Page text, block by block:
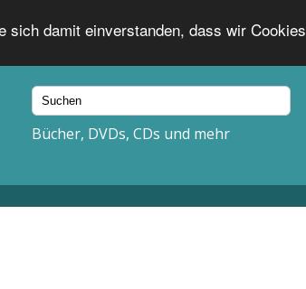
sich damit einverstanden, dass wir Cookies
Bücher, DVDs, CDs und mehr